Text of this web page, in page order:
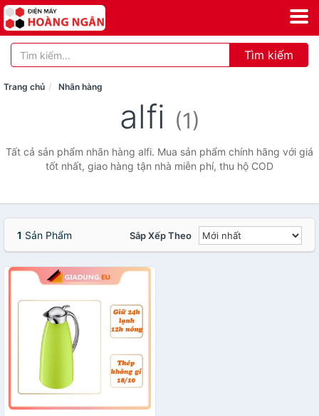
Tìm kiếm
Trang chủ Nhãn hàng
alfi (1)
Tất cả sản phẩm nhãn hàng alfi. Mua sản phẩm chính hãng với giá
tốt nhất, giao hàng tận nhà miễn phí, thu hộ COD
1 Sản Phẩm Sắp Xếp Theo